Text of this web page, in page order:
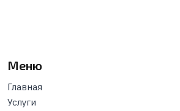
Меню
Главная
Услуги